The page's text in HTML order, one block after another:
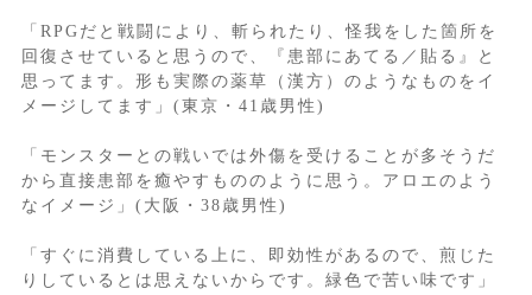
「RPGだと戦闘により、斬られたり、怪我をした箇所を
回復させていると思うので、『患部にあてる／貼る』と
思ってます。形も実際の薬草（漢方）のようなものをイ
メージしてます」(東京・41歳男性)
「モンスターとの戦いでは外傷を受けることが多そうだ
から直接患部を癒やすもののように思う。アロエのよう
なイメージ」(大阪・38歳男性)
「すぐに消費している上に、即効性があるので、煎じた
りしているとは思えないからです。緑色で苦い味です」